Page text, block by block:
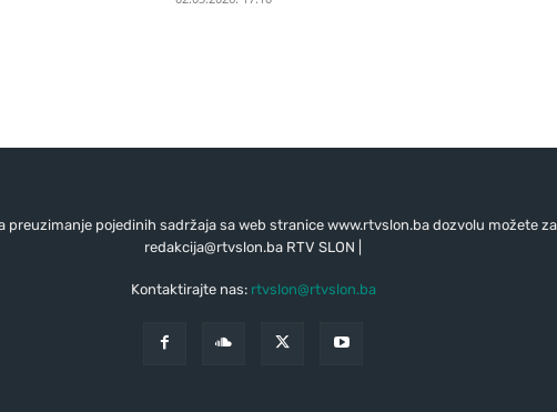
preuzimanje pojedinih sadržaja sa web stranice www.rtvslon.ba dozvolu možete
redakcija@rtvslon.baRTV SLON |
Kontaktirajte nas: rtvslon@rtvslon.ba